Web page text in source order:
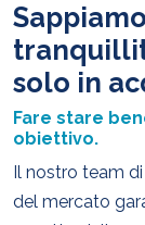
solo in
Fare stare
obiettivo.
Il nostro team
del mercato